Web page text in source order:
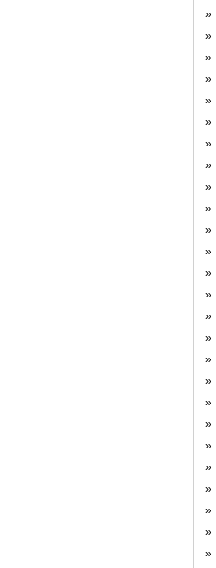
»
»
»
»
»
»
»
»
»
»
»
»
»
»
»
»
»
»
»
»
»
»
»
»
»
»